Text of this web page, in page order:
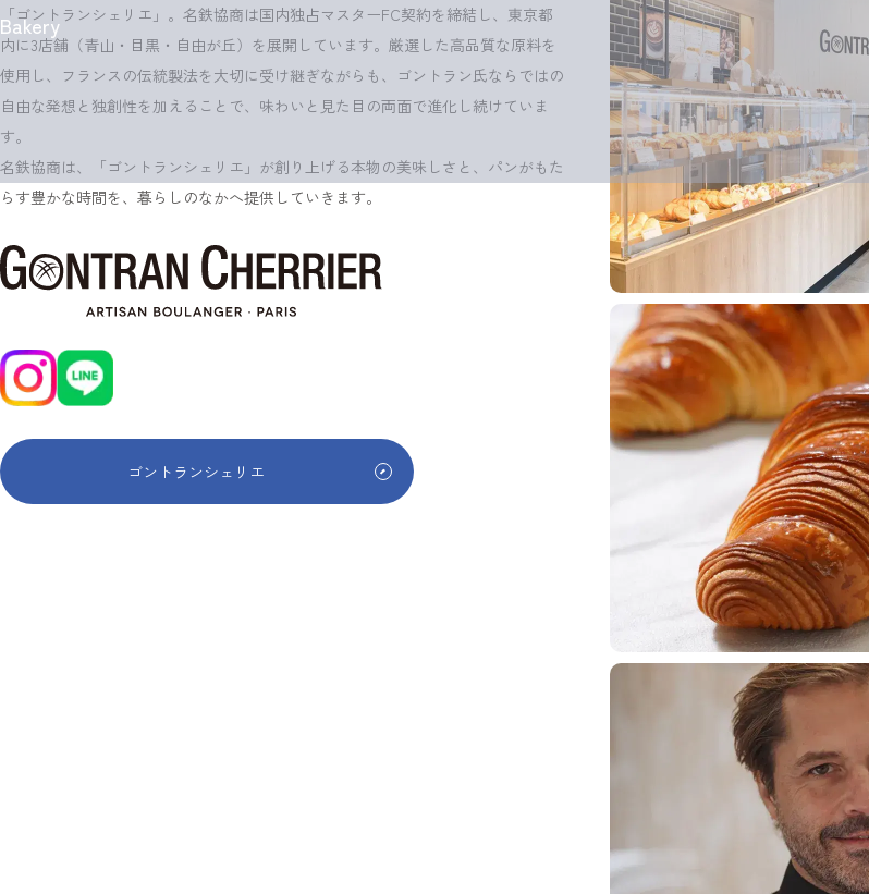
Bakery
「ゴントランシェリエ」。名鉄協商は国内独占マスターFC契約を締結し、東京都
内に3店舗（青山・目黒・自由が丘）を展開しています。厳選した高品質な原料を
使用し、フランスの伝統製法を大切に受け継ぎながらも、ゴントラン氏ならではの
自由な発想と独創性を加えることで、味わいと見た目の両面で進化し続けていま
す。
名鉄協商は、「ゴントランシェリエ」が創り上げる本物の美味しさと、パンがもた
らす豊かな時間を、暮らしのなかへ提供していきます。
ゴントランシェリエ